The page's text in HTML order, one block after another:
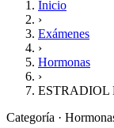
Servicios
Inicio
›
Exámenes
›
Hormonas
›
ESTRADIOL
Categoría ·